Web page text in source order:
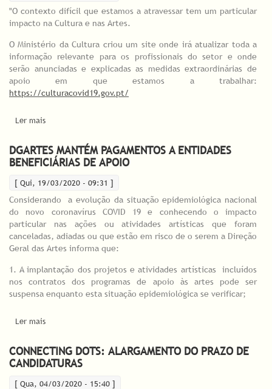
"O contexto difícil que estamos a atravessar tem um particular
impacto na Cultura e nas Artes.
O Ministério da Cultura criou um site onde irá atualizar toda a
informação relevante para os profissionais do setor e onde
serão anunciadas e explicadas as medidas extraordinárias de
apoio em que estamos a trabalhar:
https://culturacovid19.gov.pt/
Ler mais
DGARTES MANTÉM PAGAMENTOS A ENTIDADES
BENEFICIÁRIAS DE APOIO
[ Qui, 19/03/2020 - 09:31 ]
Considerando a evolução da situação epidemiológica nacional
do novo coronavírus COVID 19 e conhecendo o impacto
particular nas ações ou atividades artísticas que foram
canceladas, adiadas ou que estão em risco de o serem a Direção
Geral das Artes informa que:
1. A implantação dos projetos e atividades artísticas incluídos
nos contratos dos programas de apoio às artes pode ser
suspensa enquanto esta situação epidemiológica se verificar;
Ler mais
CONNECTING DOTS: ALARGAMENTO DO PRAZO DE
CANDIDATURAS
[ Qua, 04/03/2020 - 15:40 ]